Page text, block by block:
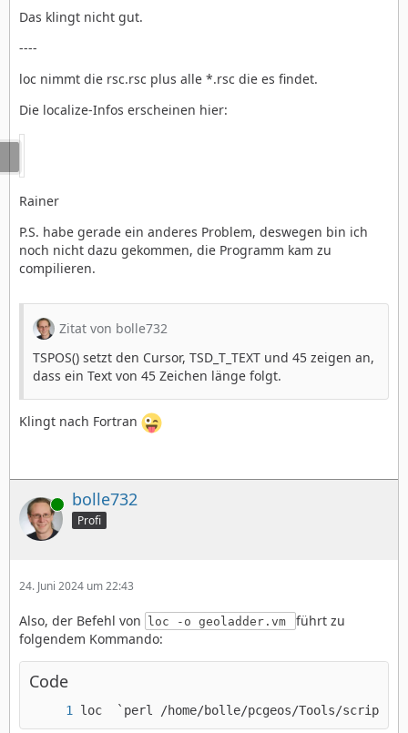
Das klingt nicht gut.
----
loc nimmt die rsc.rsc plus alle *.rsc die es findet.
Die localize-Infos erscheinen hier:
Rainer
P.S. habe gerade ein anderes Problem, deswegen bin ich
noch nicht dazu gekommen, die Programm kam zu
compilieren.
Zitat von bolle732
TSPOS() setzt den Cursor, TSD_T_TEXT und 45 zeigen an,
dass ein Text von 45 Zeichen länge folgt.
Klingt nach Fortran
Online bolle732
Profi
24. Juni 2024 um 22:43
Also, der Befehl von loc -o geoladder.vm
führt zu
folgendem Kommando:
Code
loc  `perl /home/bolle/pcgeos/Tools/